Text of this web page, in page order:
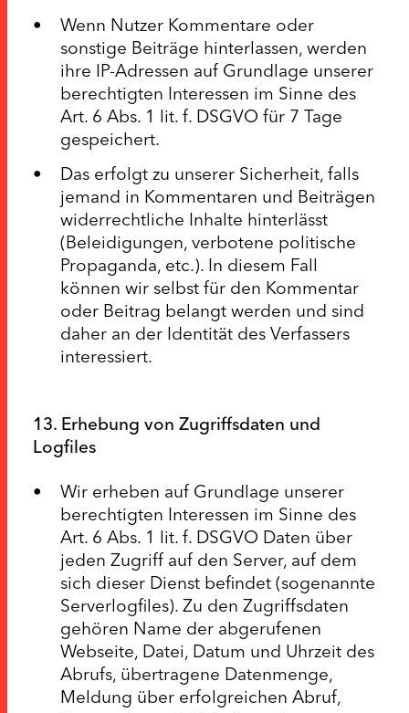
Wenn Nutzer Kommentare oder
sonstige Beiträge hinterlassen, werden
ihre IP-Adressen auf Grundlage unserer
berechtigten Interessen im Sinne des
Art. 6 Abs. 1 lit. f. DSGVO für 7 Tage
gespeichert.
Das erfolgt zu unserer Sicherheit, falls
jemand in Kommentaren und Beiträgen
widerrechtliche Inhalte hinterlässt
(Beleidigungen, verbotene politische
Propaganda, etc.). In diesem Fall
können wir selbst für den Kommentar
oder Beitrag belangt werden und sind
daher an der Identität des Verfassers
interessiert.
13. Erhebung von Zugriffsdaten und
Logfiles
Wir erheben auf Grundlage unserer
berechtigten Interessen im Sinne des
Art. 6 Abs. 1 lit. f. DSGVO Daten über
jeden Zugriff auf den Server, auf dem
sich dieser Dienst befindet (sogenannte
Serverlogfiles). Zu den Zugriffsdaten
gehören Name der abgerufenen
Webseite, Datei, Datum und Uhrzeit des
Abrufs, übertragene Datenmenge,
Meldung über erfolgreichen Abruf,